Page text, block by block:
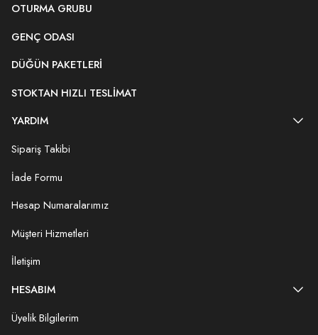
OTURMA GRUBU
GENÇ ODASI
DÜĞÜN PAKETLERI
STOKTAN HIZLI TESLIMAT
YARDIM
Sipariş Takibi
İade Formu
Hesap Numaralarımız
Müşteri Hizmetleri
İletişim
HESABIM
Üyelik Bilgilerim